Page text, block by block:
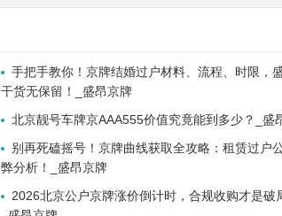
手把手教你！京牌结婚过户材料、流程、时限，
干货无保留！_盛昂京牌
北京靓号车牌京AAA555价值究竟能到多少？_盛
别再死磕摇号！京牌曲线获取全攻略：租赁过户
弊分析！_盛昂京牌
2026北京公户京牌涨价倒计时，合规收购才是破